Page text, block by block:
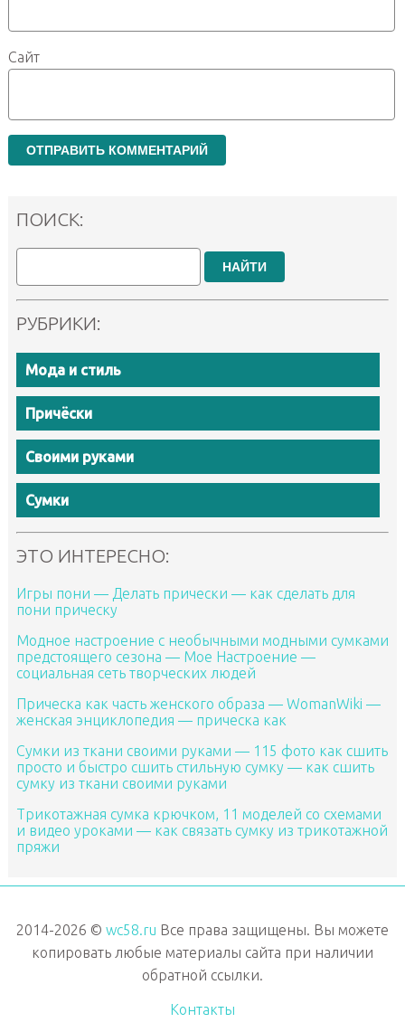
Сайт
ПОИСК:
НАЙТИ
РУБРИКИ:
Мода и стиль
Причёски
Своими руками
Сумки
ЭТО ИНТЕРЕСНО:
Игры пони — Делать прически — как сделать для
пони прическу
Модное настроение с необычными модными сумками
предстоящего сезона — Мое Настроение —
социальная сеть творческих людей
Прическа как часть женского образа — WomanWiki —
женская энциклопедия — прическа как
Сумки из ткани своими руками — 115 фото как сшить
просто и быстро сшить стильную сумку — как сшить
сумку из ткани своими руками
Трикотажная сумка крючком, 11 моделей со схемами
и видео уроками — как связать сумку из трикотажной
пряжи
2014-2026 © wc58.ru Все права защищены. Вы можете
копировать любые материалы сайта при наличии
обратной ссылки.
Контакты